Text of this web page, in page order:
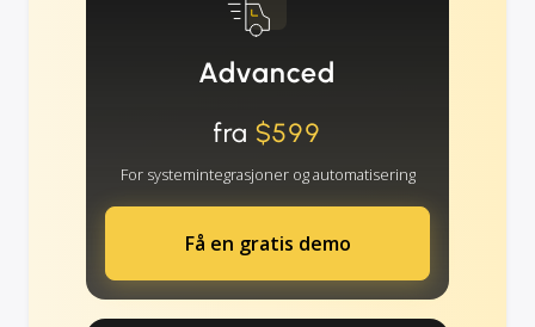
Advanced
fra $599
For systemintegrasjoner og automatisering
Få en gratis demo